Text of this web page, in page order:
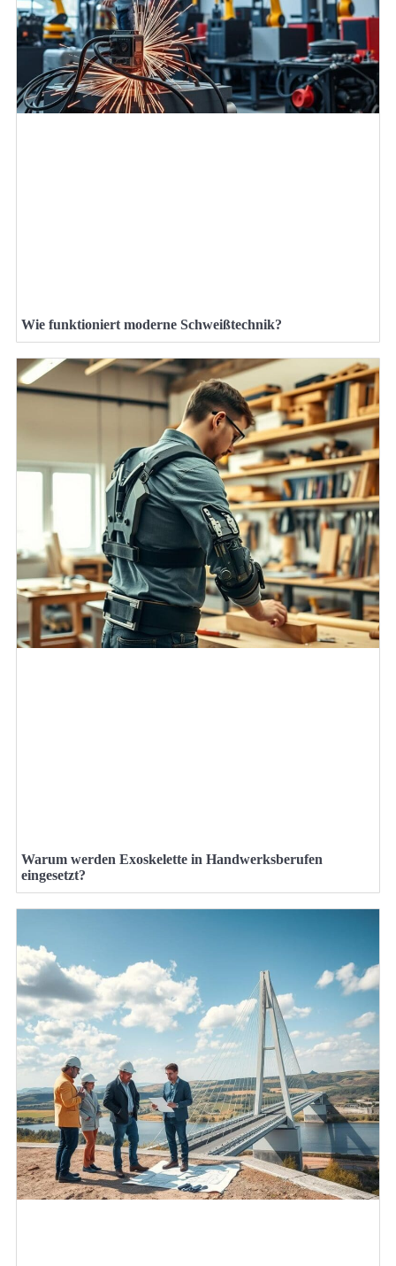
Wie funktioniert moderne Schweißtechnik?
Warum werden Exoskelette in Handwerksberufen
eingesetzt?